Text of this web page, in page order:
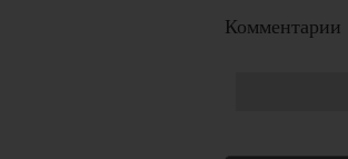
Комментарии